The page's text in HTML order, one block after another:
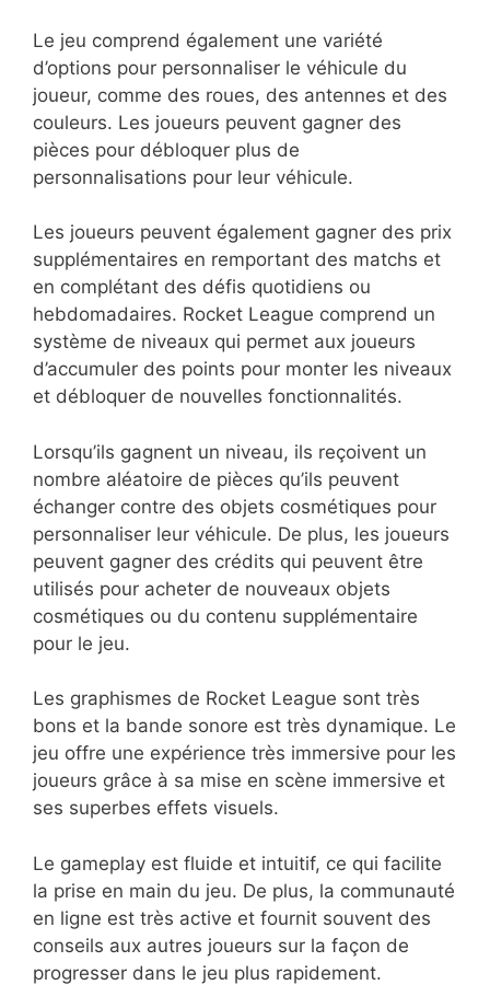
Le jeu comprend également une variété
d’options pour personnaliser le véhicule du
joueur, comme des roues, des antennes et des
couleurs. Les joueurs peuvent gagner des
pièces pour débloquer plus de
personnalisations pour leur véhicule.
Les joueurs peuvent également gagner des prix
supplémentaires en remportant des matchs et
en complétant des défis quotidiens ou
hebdomadaires. Rocket League comprend un
système de niveaux qui permet aux joueurs
d’accumuler des points pour monter les niveaux
et débloquer de nouvelles fonctionnalités.
Lorsqu’ils gagnent un niveau, ils reçoivent un
nombre aléatoire de pièces qu’ils peuvent
échanger contre des objets cosmétiques pour
personnaliser leur véhicule. De plus, les joueurs
peuvent gagner des crédits qui peuvent être
utilisés pour acheter de nouveaux objets
cosmétiques ou du contenu supplémentaire
pour le jeu.
Les graphismes de Rocket League sont très
bons et la bande sonore est très dynamique. Le
jeu offre une expérience très immersive pour les
joueurs grâce à sa mise en scène immersive et
ses superbes effets visuels.
Le gameplay est fluide et intuitif, ce qui facilite
la prise en main du jeu. De plus, la communauté
en ligne est très active et fournit souvent des
conseils aux autres joueurs sur la façon de
progresser dans le jeu plus rapidement.